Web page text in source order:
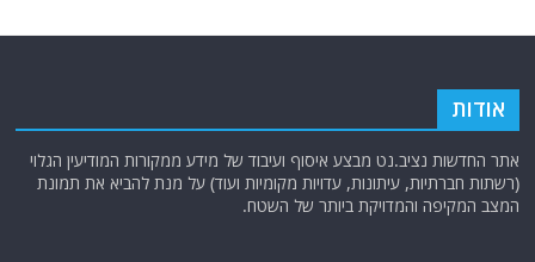
אודות
אתר החדשות נציב.נט מבצע איסוף ועיבוד של מידע ממקורות המודיעין הגלוי
(רשתות חברתיות, עיתונות, עדויות מקומיות ועוד) על מנת להביא את תמונת
המצב המקיפה והמדויקת ביותר של השטח.